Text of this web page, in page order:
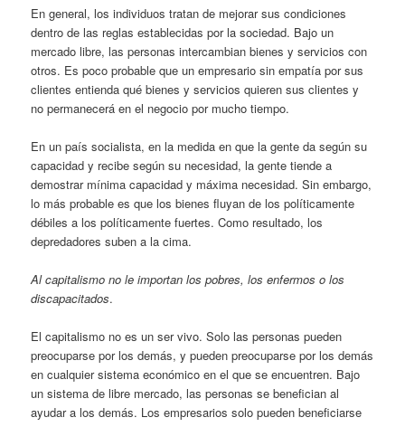
En general, los individuos tratan de mejorar sus condiciones
dentro de las reglas establecidas por la sociedad. Bajo un
mercado libre, las personas intercambian bienes y servicios con
otros. Es poco probable que un empresario sin empatía por sus
clientes entienda qué bienes y servicios quieren sus clientes y
no permanecerá en el negocio por mucho tiempo.
En un país socialista, en la medida en que la gente da según su
capacidad y recibe según su necesidad, la gente tiende a
demostrar mínima capacidad y máxima necesidad. Sin embargo,
lo más probable es que los bienes fluyan de los políticamente
débiles a los políticamente fuertes. Como resultado, los
depredadores suben a la cima.
Al capitalismo no le importan los pobres, los enfermos o los
discapacitados.
El capitalismo no es un ser vivo. Solo las personas pueden
preocuparse por los demás, y pueden preocuparse por los demás
en cualquier sistema económico en el que se encuentren. Bajo
un sistema de libre mercado, las personas se benefician al
ayudar a los demás. Los empresarios solo pueden beneficiarse